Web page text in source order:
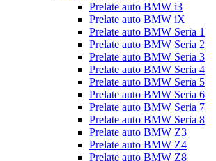
Prelate auto BMW i3
Prelate auto BMW iX
Prelate auto BMW Seria 1
Prelate auto BMW Seria 2
Prelate auto BMW Seria 3
Prelate auto BMW Seria 4
Prelate auto BMW Seria 5
Prelate auto BMW Seria 6
Prelate auto BMW Seria 7
Prelate auto BMW Seria 8
Prelate auto BMW Z3
Prelate auto BMW Z4
Prelate auto BMW Z8